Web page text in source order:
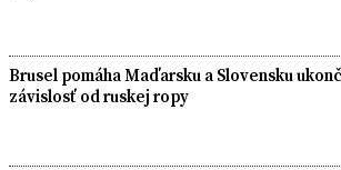
Brusel pomáha Maďarsku a Slovensku
závislosť od ruskej ropy